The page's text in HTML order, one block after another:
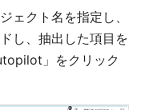
ェクト名を指定し、
し、抽出した項目を
」をクリック